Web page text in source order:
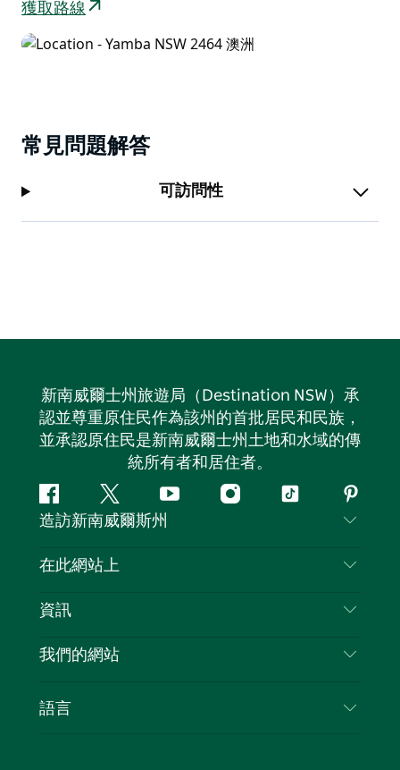
獲取路線
常見問題解答
可訪問性
新南威爾士州旅遊局（Destination NSW）承
認並尊重原住民作為該州的首批居民和民族，
並承認原住民是新南威爾士州土地和水域的傳
統所有者和居住者。
Facebook嘰
嘰
喳
Youtube Instagram
抖
造訪新南威爾斯州
聯絡我們
隱私
Cookie 通知
在此網站上
目的地
新南威爾斯州公路旅行
活動
資訊
旅行資訊
新南威爾斯的商業
我們的網站
語言